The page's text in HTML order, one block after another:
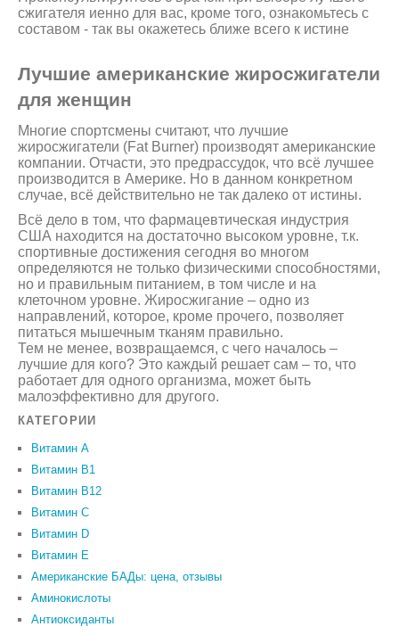
сжигателя иенно для вас, кроме того, ознакомьтесь с
составом - так вы окажетесь ближе всего к истине
Лучшие американские жиросжигатели
для женщин
Многие спортсмены считают, что лучшие
жиросжигатели (Fat Burner) производят американские
компании. Отчасти, это предрассудок, что всё лучшее
производится в Америке. Но в данном конкретном
случае, всё действительно не так далеко от истины.
Всё дело в том, что фармацевтическая индустрия
США находится на достаточно высоком уровне, т.к.
спортивные достижения сегодня во многом
определяются не только физическими способностями,
но и правильным питанием, в том числе и на
клеточном уровне. Жиросжигание – одно из
направлений, которое, кроме прочего, позволяет
питаться мышечным тканям правильно.
Тем не менее, возвращаемся, с чего началось –
лучшие для кого? Это каждый решает сам – то, что
работает для одного организма, может быть
малоэффективно для другого.
КАТЕГОРИИ
Витамин A
Витамин B1
Витамин B12
Витамин C
Витамин D
Витамин Е
Американские БАДы: цена, отзывы
Аминокислоты
Антиоксиданты